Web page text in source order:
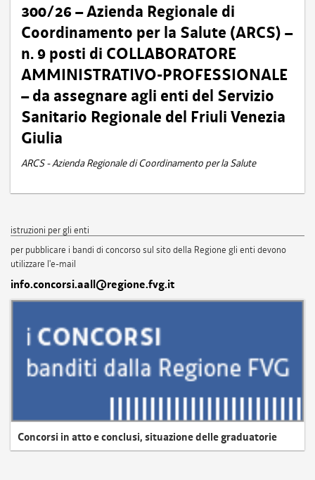
300/26 – Azienda Regionale di
Coordinamento per la Salute (ARCS) –
n. 9 posti di COLLABORATORE
AMMINISTRATIVO-PROFESSIONALE
– da assegnare agli enti del Servizio
Sanitario Regionale del Friuli Venezia
Giulia
ARCS - Azienda Regionale di Coordinamento per la Salute
istruzioni per gli enti
per pubblicare i bandi di concorso sul sito della Regione gli enti devono
utilizzare l'e-mail
info.concorsi.aall@regione.fvg.it
Concorsi in atto e conclusi, situazione delle graduatorie